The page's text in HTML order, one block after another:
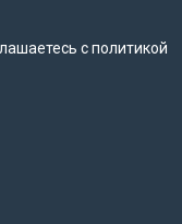
сполитикой